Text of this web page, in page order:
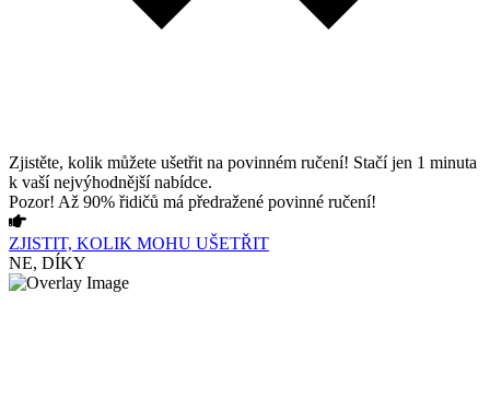
Zjistěte, kolik můžete ušetřit na povinném ručení! Stačí jen 1 minuta
k vaší nejvýhodnější nabídce.
Pozor! Až 90% řidičů má předražené povinné ručení!
ZJISTIT, KOLIK MOHU UŠETŘIT
NE, DÍKY